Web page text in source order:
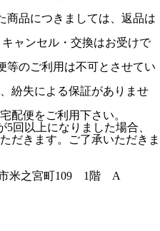
商品につきましては、返品は
ャンセル・交換はお受けで
等のご利用は不可とさせてい
紛失による保証がありませ
配便をご利用下さい。
回以上になりました場合、
だきます。ご了承いただきま
米之宮町109 1階 A